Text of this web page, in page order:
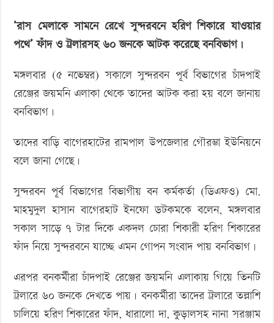
‘রাস মেলাকে সামনে রেখে সুন্দরবনে হরিণ শিকারে যাওয়ার
পথে’ ফাঁদ ও ট্রলারসহ ৬০ জনকে আটক করেছে বনবিভাগ।
মঙ্গলবার (৫ নভেম্বর) সকালে সুন্দরবন পূর্ব বিভাগের চাঁদপাই
রেঞ্জের জয়মনি এলাকা থেকে তাদের আটক করা হয় বলে জানায়
বনবিভাগ।
তাদের বাড়ি বাগেরহাটের রামপাল উপজেলার গৌরম্ভা ইউনিয়নে
বলে জানা গেছে।
সুন্দরবন পূর্ব বিভাগের বিভাগীয় বন কর্মকর্তা (ডিএফও) মো.
মাহমুদুল হাসান বাগেরহাট ইনফো ডটকমকে বলেন, মঙ্গলবার
সকাল সাড়ে ৭ টার দিকে একদল চোরা শিকারী হরিণ শিকারের
ফাঁদ নিয়ে সুন্দরবনে যাচ্ছে এমন গোপন সংবাদ পায় বনবিভাগ।
এরপর বনকর্মীরা চাঁদপাই রেঞ্জের জয়মনি এলাকায় গিয়ে তিনটি
ট্রলারে ৬০ জনকে দেখতে পায়। বনকর্মীরা তাদের ট্রলারে তল্লাশি
চালিয়ে হরিণ শিকারের ফাঁদ, ধারালো দা, কুড়ালসহ নানা সরঞ্জাম